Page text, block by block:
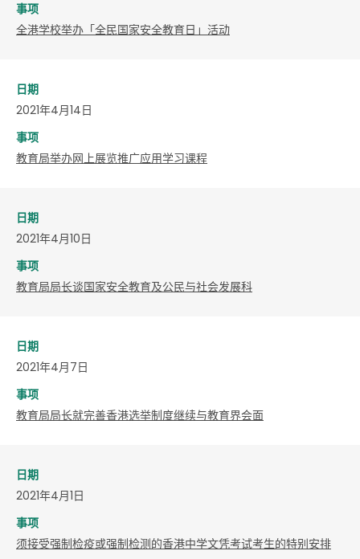
事项
全港学校举办「全民国家安全教育日」活动
日期
2021年4月14日
事项
教育局举办网上展览推广应用学习课程
日期
2021年4月10日
事项
教育局局长谈国家安全教育及公民与社会发展科
日期
2021年4月7日
事项
教育局局长就完善香港选举制度继续与教育界会面
日期
2021年4月1日
事项
须接受强制检疫或强制检测的香港中学文凭考试考生的特别安排